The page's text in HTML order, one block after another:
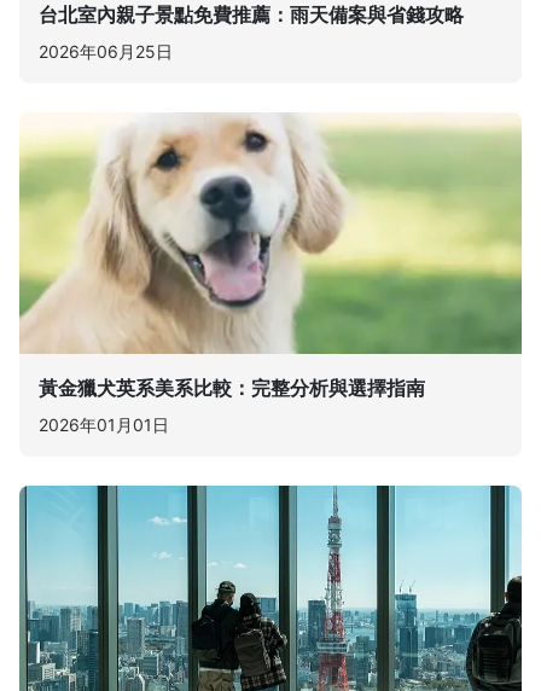
台北室內親子景點免費推薦：雨天備案與省錢攻略
2026年06月25日
黃金獵犬英系美系比較：完整分析與選擇指南
2026年01月01日